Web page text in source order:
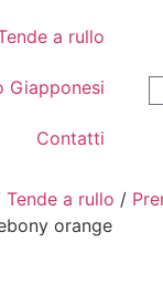
a rullo
Giapponesi
Contatti
Tende a rullo /
orange